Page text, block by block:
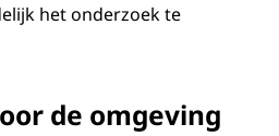
het onderzoek te
de omgeving